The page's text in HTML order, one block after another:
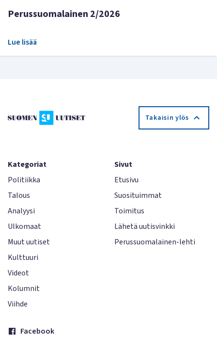
Perussuomalainen 2/2026
Lue lisää
Takaisin ylös
Kategoriat
Politiikka
Talous
Analyysi
Ulkomaat
Muut uutiset
Kulttuuri
Videot
Kolumnit
Viihde
Sivut
Etusivu
Suosituimmat
Toimitus
Lähetä uutisvinkki
Perussuomalainen-lehti
Facebook